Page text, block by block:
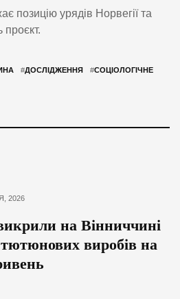
позицію урядів Норвегії та
проєкт.
#ДОСЛІДЖЕННЯ #СОЦІОЛОГІЧНЕ
2026
на Вінниччині
виробів на